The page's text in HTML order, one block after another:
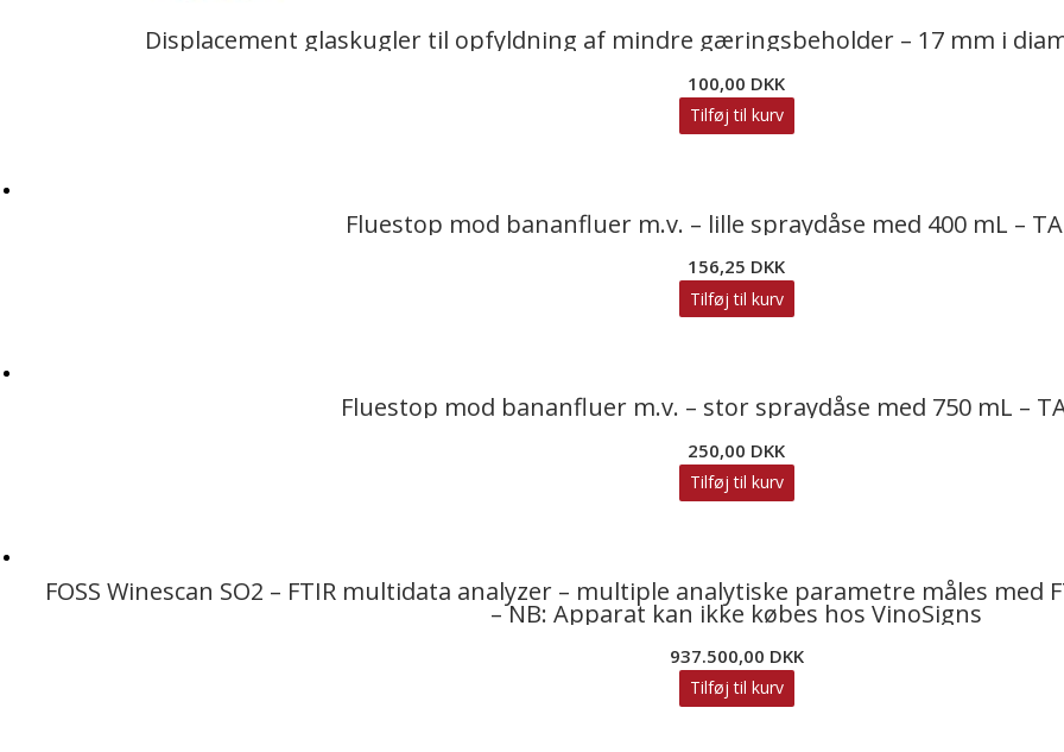
Displacement glaskugler til opfyldning af mindre gæringsbeholder – 17 mm i
100,00 DKK
Tilføj til kurv
Fluestop mod bananfluer m.v. – lille spraydåse med 400 mL –
156,25 DKK
Tilføj til kurv
Fluestop mod bananfluer m.v. – stor spraydåse med 750 mL –
250,00 DKK
Tilføj til kurv
FOSS Winescan SO2 – FTIR multidata analyzer – multiple analytiske parametre måles med
– NB: Apparat kan ikke købes hos VinoSigns
937.500,00 DKK
Tilføj til kurv